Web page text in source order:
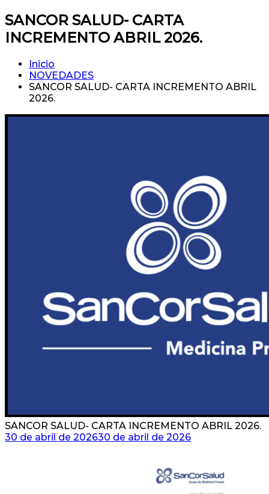
SANCOR SALUD- CARTA
INCREMENTO ABRIL 2026.
Inicio
NOVEDADES
SANCOR SALUD- CARTA INCREMENTO ABRIL
2026.
SANCOR SALUD- CARTA INCREMENTO ABRIL 2026.
30 de abril de 202630 de abril de 2026